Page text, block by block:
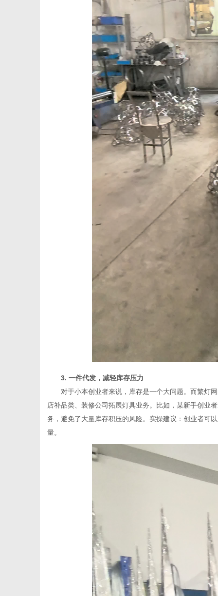
3. 一件代发，减轻库存压力
对于小本创业者来说，库存是一个大问题。而繁灯网
店补品类、装修公司拓展灯具业务。比如，某新手创业
务，避免了大量库存积压的风险。实操建议：创业者可
量。